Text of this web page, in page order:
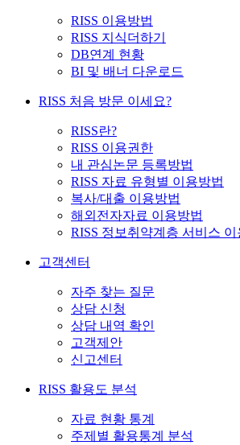
RISS 이용방법
RISS 지식더하기
DB연계 현황
BI 및 배너 다운로드
RISS 처음 방문 이세요?
RISS란?
RISS 이용권한
내 관심논문 등록방법
RISS 자료 유형별 이용방법
복사/대출 이용방법
해외전자자료 이용방법
RISS 정보취약계층 서비스 이
고객센터
자주 찾는 질문
상담 신청
상담 내역 확인
고객제안
신고센터
RISS 활용도 분석
자료 현황 통계
주제별 활용통계 분석